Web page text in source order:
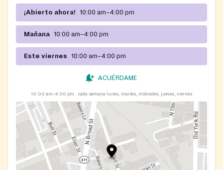
¡Abierto ahora! 10:00 am–4:00 pm
Mañana 10:00 am–4:00 pm
Este viernes 10:00 am–4:00 pm
ACUÉRDAME
10:00 am–4:00 pm cada semana lunes, martes, miércoles, jueves, viernes